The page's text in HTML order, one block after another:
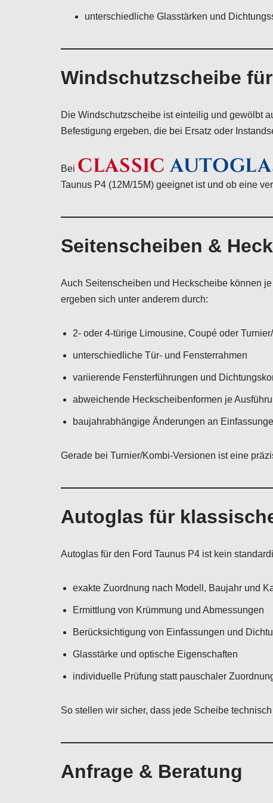
unterschiedliche Glasstärken und
Windschutzscheibe
Die Windschutzscheibe ist einteilig und gewölbt
Befestigung ergeben, die bei Ersatz oder
Bei CLASSIC
Taunus P4 (12M/15M) geeignet ist und ob eine
Seitenscheiben &
Auch Seitenscheiben und Heckscheibe können
ergeben sich unter anderem durch:
2- oder 4-türige Limousine, Coupé oder
unterschiedliche Tür- und Fensterrahmen
variierende Fensterführungen und
abweichende Heckscheibenformen je
baujahrabhängige Änderungen an
Gerade bei Turnier/Kombi-Versionen ist eine
Autoglas für
Autoglas für den Ford Taunus P4 ist kein
exakte Zuordnung nach Modell, Baujahr und
Ermittlung von Krümmung und Abmessungen
Berücksichtigung von Einfassungen und
Glasstärke und optische Eigenschaften
individuelle Prüfung statt pauschaler
So stellen wir sicher, dass jede Scheibe
Anfrage & Beratung